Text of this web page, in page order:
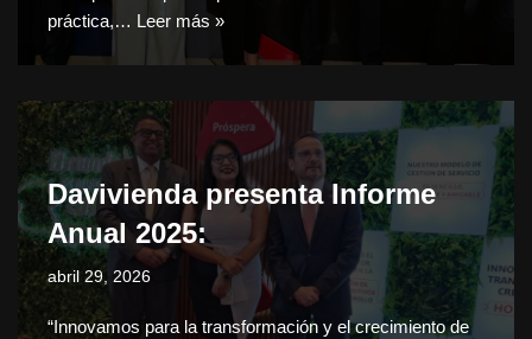
práctica,… Leer más »
Davivienda presenta Informe
Anual 2025:
abril 29, 2026
“Innovamos para la transformación y el crecimiento de